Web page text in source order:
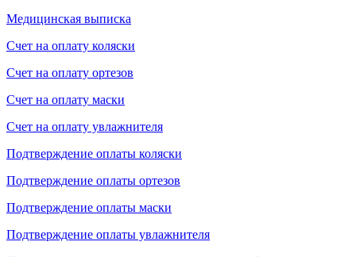
Медицинская выписка
Счет на оплату коляски
Счет на оплату ортезов
Счет на оплату маски
Счет на оплату увлажнителя
Подтверждение оплаты коляски
Подтверждение оплаты ортезов
Подтверждение оплаты маски
Подтверждение оплаты увлажнителя